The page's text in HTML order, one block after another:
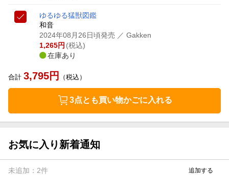
ゆるゆる猛獣図鑑
和音
2024年08月26日頃発売 ／ Gakken
1,265円 (税込)
在庫あり
合計 3,795円 （税込）
3点とも買い物かごに入れる
お気に入り新着通知
未追加： 2件 追加する